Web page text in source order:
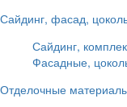
Сайдинг, фасад,
Сайдинг,
Фасадные,
Отделочные